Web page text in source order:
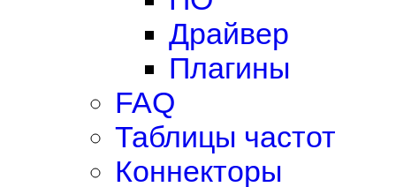
Драйвер
Плагины
FAQ
Таблицы частот
Коннекторы